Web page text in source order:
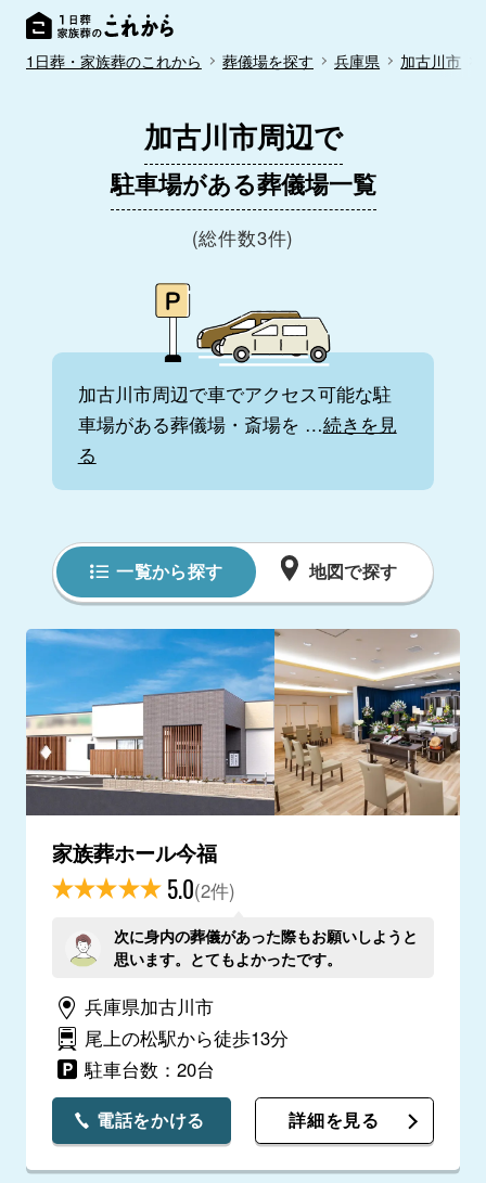
1日葬・家族葬のこれから 葬儀場を探す 兵庫県 加古川市
加古川市周辺で
駐車場がある葬儀場一覧
(総件数3件)
加古川市周辺で車でアクセス可能な駐
車場がある葬儀場・斎場を …続きを見
る
一覧から探す 地図で探す
家族葬ホール今福
5.0(2件)
次に身内の葬儀があった際もお願いしようと
思います。とてもよかったです。
兵庫県加古川市
尾上の松駅から徒歩13分
駐車台数：20台
電話をかける 詳細を見る